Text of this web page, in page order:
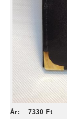
Ár: 7330 Ft